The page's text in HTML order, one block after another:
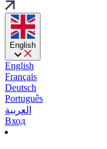
English
English
Français
Deutsch
Português
العربية
Вход